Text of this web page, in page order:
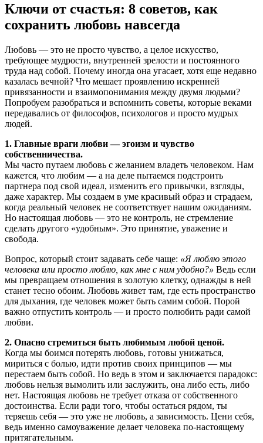
Ключи от счастья: 8 советов, как
сохранить любовь навсегда
Любовь — это не просто чувство, а целое искусство,
требующее мудрости, внутренней зрелости и постоянного
труда над собой. Почему иногда она угасает, хотя еще недавно
казалась вечной? Что мешает проявлению искренней
привязанности и взаимопонимания между двумя людьми?
Попробуем разобраться и вспомнить советы, которые веками
передавались от философов, психологов и просто мудрых
людей.
1. Главные враги любви — эгоизм и чувство
собственничества.
Мы часто путаем любовь с желанием владеть человеком. Нам
кажется, что любим — а на деле пытаемся подстроить
партнера под свой идеал, изменить его привычки, взгляды,
даже характер. Мы создаем в уме красивый образ и страдаем,
когда реальный человек не соответствует нашим ожиданиям.
Но настоящая любовь — это не контроль, не стремление
сделать другого «удобным». Это принятие, уважение и
свобода.
Вопрос, который стоит задавать себе чаще: «Я люблю этого
человека или просто люблю, как мне с ним удобно?» Ведь если
мы превращаем отношения в золотую клетку, однажды в ней
станет тесно обоим. Любовь живет там, где есть пространство
для дыхания, где человек может быть самим собой. Порой
важно отпустить контроль — и просто полюбить ради самой
любви.
2. Опасно стремиться быть любимым любой ценой.
Когда мы боимся потерять любовь, готовы унижаться,
мириться с болью, идти против своих принципов — мы
перестаем быть собой. Но ведь в этом и заключается парадокс:
любовь нельзя вымолить или заслужить, она либо есть, либо
нет. Настоящая любовь не требует отказа от собственного
достоинства. Если ради того, чтобы остаться рядом, ты
теряешь себя — это уже не любовь, а зависимость. Цени себя,
ведь именно самоуважение делает человека по-настоящему
притягательным.